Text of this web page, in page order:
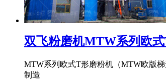
双飞粉磨机MTW系列欧
MTW系列欧式T形磨粉机（MTW欧版
制造